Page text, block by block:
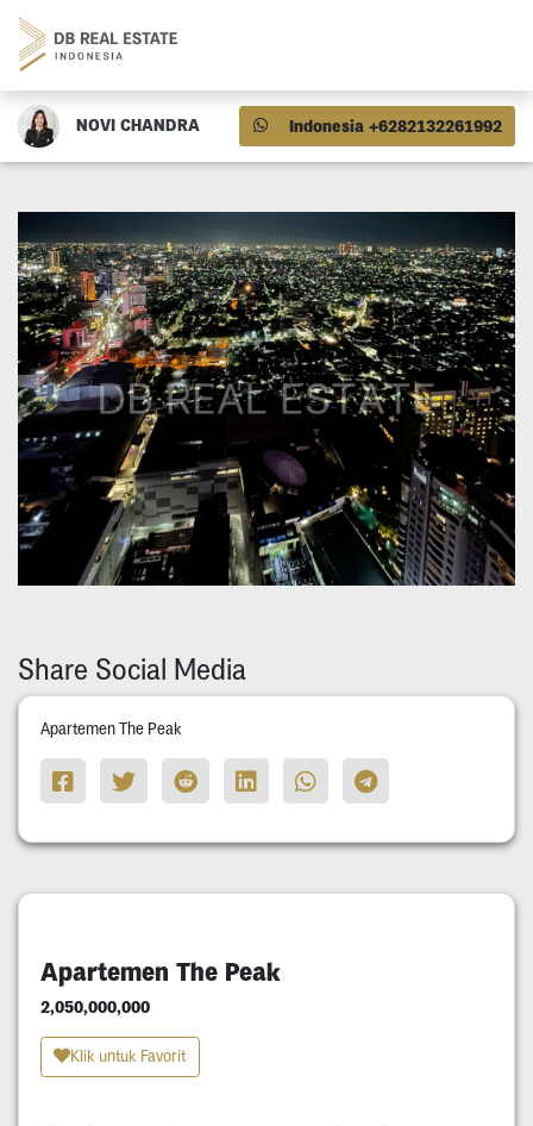
NOVI CHANDRA Indonesia +6282132261992
Share Social Media
Apartemen The Peak
Apartemen The Peak
2,050,000,000
Klik untuk Favorit